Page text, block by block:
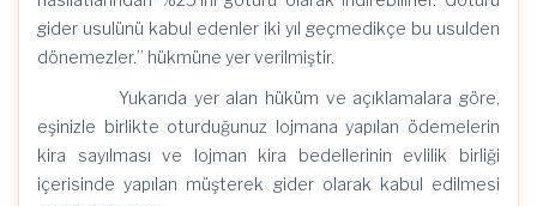
gider usulünü kabul edenler iki yıl geçmedikçe bu usulden
dönemezler.” hükmüne yer verilmiştir.
Yukarıda yer alan hüküm ve açıklamalara göre,
eşinizle birlikte oturduğunuz lojmana yapılan ödemelerin
kira sayılması ve lojman kira bedellerinin evlilik birliği
içerisinde yapılan müşterek gider olarak kabul edilmesi